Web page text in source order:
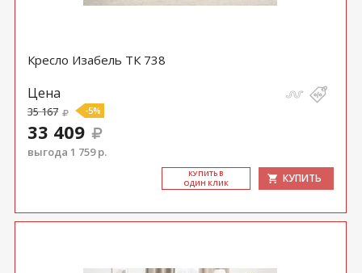
Кресло Изабель ТК 738
Цена
35 167 -5%
33 409
выгода 1 759 р.
КУ­ПИТЬ В
ОДИН КЛИК
КУПИТЬ